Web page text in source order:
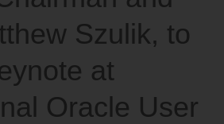
Szulik, to
at
Oracle User